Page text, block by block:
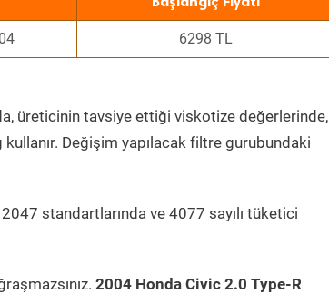
6298 TL
üreticinin tavsiye ettiği viskotize değerlerinde,
Değişim yapılacak filtre gurubundaki
standartlarında ve 4077 sayılı tüketici
2004 Honda Civic 2.0 Type-R